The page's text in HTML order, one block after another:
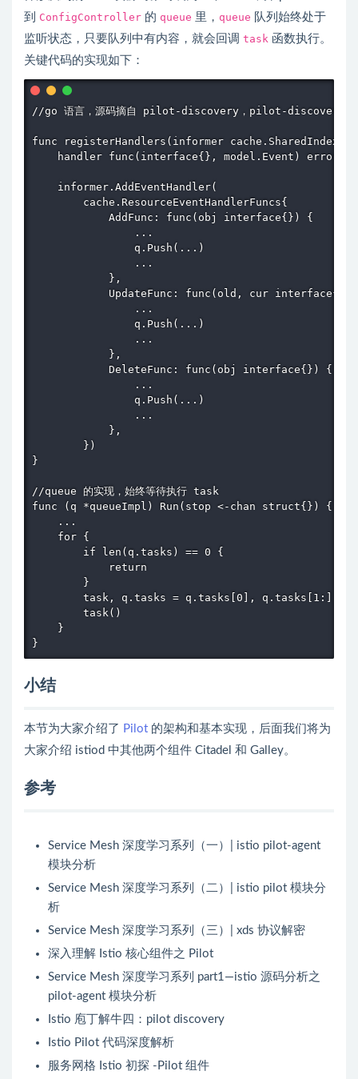
到 ConfigController 的 queue 里， queue 队列始终处于
监听状态，只要队列中有内容，就会回调 task 函数执行。
关键代码的实现如下：
//go 语言，源码摘自 pilot-discovery，pilot-discovery 实
func registerHandlers(informer
    handler func(interface{}, model.Event) error) {
    informer.AddEventHandler(
        cache.ResourceEventHandlerFuncs{
            AddFunc: func(obj interface{}) {
                ...
                q.Push(...)
                ...
            },
UpdateFunc: func(old, cur interface{})
                ...
                q.Push(...)
                ...
            },
            DeleteFunc: func(obj interface{}) {
                ...
                q.Push(...)
                ...
            },
        })
}
//queue 的实现，始终等待执行 task
func (q *queueImpl) Run(stop <-chan struct{}) {
    ...
    for {
        if len(q.tasks) == 0 {
            return
        }
        task, q.tasks = q.tasks[0], q.tasks[1:]
        task()
    }
小结
本节为大家介绍了 Pilot 的架构和基本实现，后面我们将为
大家介绍 istiod 中其他两个组件 Citadel 和 Galley。
参考
Service Mesh 深度学习系列（一）| istio pilot-agent
模块分析
Service Mesh 深度学习系列（二）| istio pilot 模块分
析
Service Mesh 深度学习系列（三）| xds 协议解密
深入理解 Istio 核心组件之 Pilot
Service Mesh 深度学习系列 part1—istio 源码分析之
pilot-agent 模块分析
Istio 庖丁解牛四：pilot discovery
Istio Pilot 代码深度解析
服务网格 Istio 初探 -Pilot 组件